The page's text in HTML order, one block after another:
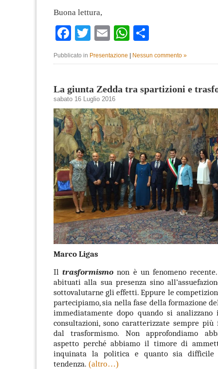
Buona lettura,
Facebook
TwitterEmailWhatsApp
Pubblicato in Presentazione | Nessun commento »
La giunta Zedda tra spartizioni e
sabato 16 Luglio 2016
Marco Ligas
Iltrasformismonon è un fenomeno
abituati alla sua presenza sino
sottovalutarne gli effetti. Eppure le
partecipiamo, sia nella fase della formazione
immediatamente dopo quando si
consultazioni, sono caratterizzate sempre più
dal trasformismo. Non approfondiamo
aspetto perché abbiamo il timore di
inquinata la politica e quanto sia difficile
tendenza. (altro…)